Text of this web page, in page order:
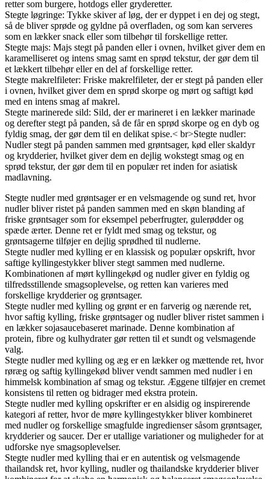
retter som burgere, hotdogs eller gryderetter.
Stegte løgringe: Tykke skiver af løg, der er dyppet i en dej og stegt,
så de bliver sprøde og gyldne på overfladen, og som kan serveres
som en lækker snack eller som tilbehør til forskellige retter.
Stegte majs: Majs stegt på panden eller i ovnen, hvilket giver dem en
karamelliseret og intens smag samt en sprød tekstur, der gør dem til
et lækkert tilbehør eller en del af forskellige retter.
Stegte makrelfileter: Friske makrelfileter, der er stegt på panden eller
i ovnen, hvilket giver dem en sprød skorpe og mørt og saftigt kød
med en intens smag af makrel.
Stegte marinerede sild: Sild, der er marineret i en lækker marinade
og derefter stegt på panden, så de får en sprød skorpe og en dyb og
fyldig smag, der gør dem til en delikat spise.< br>Stegte nudler:
Nudler stegt på panden sammen med grøntsager, kød eller skaldyr
og krydderier, hvilket giver dem en dejlig wokstegt smag og en
sprød tekstur, der gør dem til en populær ret inden for asiatisk
madlavning.
Stegte nudler med grøntsager er en velsmagende og sund ret, hvor
nudler bliver ristet på panden sammen med en skøn blanding af
friske grøntsager som for eksempel peberfrugter, gulerødder og
spæde ærter. Denne ret er fyldt med smag og tekstur, og
grøntsagerne tilføjer en dejlig sprødhed til nudlerne.
Stegte nudler med kylling er en klassisk og populær opskrift, hvor
saftige kyllingestykker bliver stegt sammen med nudlerne.
Kombinationen af mørt kyllingekød og nudler giver en fyldig og
tilfredsstillende smagsoplevelse, og retten kan varieres med
forskellige krydderier og grøntsager.
Stegte nudler med kylling og grønt er en farverig og nærende ret,
hvor saftig kylling, friske grøntsager og nudler bliver ristet sammen i
en lækker sojasaucebaseret marinade. Denne kombination af
protein, fibre og kulhydrater gør retten til et sundt og velsmagende
valg.
Stegte nudler med kylling og æg er en lækker og mættende ret, hvor
røræg og saftig kyllingekød bliver vendt sammen med nudler i en
himmelsk kombination af smag og tekstur. Æggene tilføjer en cremet
konsistens til retten og bidrager med ekstra protein.
Stegte nudler med kylling opskrifter er en alsidig og inspirerende
kategori af retter, hvor de møre kyllingestykker bliver kombineret
med nudler og forskellige smagfulde ingredienser såsom grøntsager,
krydderier og saucer. Der er utallige variationer og muligheder for at
udforske nye smagsoplevelser.
Stegte nudler med kylling thai er en autentisk og velsmagende
thailandsk ret, hvor kylling, nudler og thailandske krydderier bliver